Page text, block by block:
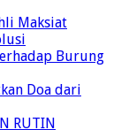
Maksiat
Burung
Doa dari